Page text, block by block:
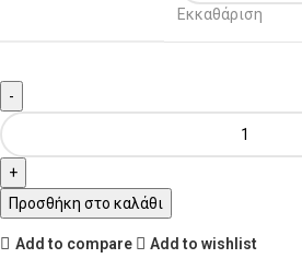
Εκκαθάριση
Προσθήκη στο καλάθι
Add to compare Add to wishlist